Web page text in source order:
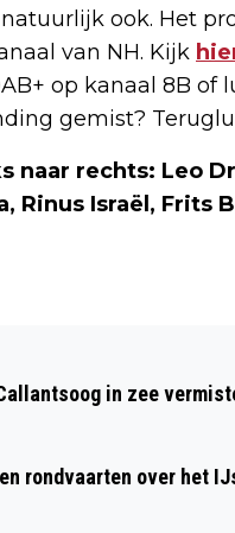
ook. Het
van NH. Kijk
op kanaal 8B of
gemist?
naar rechts: Leo
Rinus Israël, Frits
OP
DE
in zee
rondvaarten over het